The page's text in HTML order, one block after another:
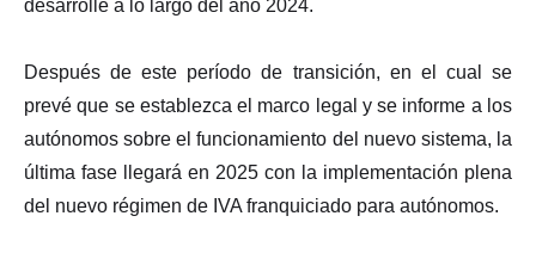
desarrolle a lo largo del año 2024.
Después de este período de transición, en el cual se
prevé que se establezca el marco legal y se informe a los
autónomos sobre el funcionamiento del nuevo sistema, la
última fase llegará en 2025 con la implementación plena
del nuevo régimen de IVA franquiciado para autónomos.